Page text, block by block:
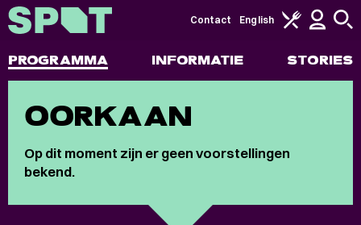
PROGRAMMA INFORMATIE STORIES
Contact English
OORKAAN
Op dit moment zijn er geen voorstellingen
bekend.